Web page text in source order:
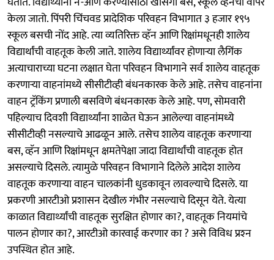
केला जातो. पिंपरी चिंचवड प्रादेशिक परिवहन विभागात ३ हजार १९५
स्कूल बसची नोंद आहे. त्या व्यतिरिक्त व्हॅन आणि रिक्षांमधूनही शालेय
विद्यार्थांची वाहतूक केली जाते. शालेय विद्यार्थ्यांवर होणाऱ्या लैगिंक
अत्याचाराच्या घटना लक्षात घेता परिवहन विभागाने सर्व शालेय वाहतूक
करणाऱ्या वाहनांमध्ये सीसीटीव्ही बंधनकारक केले आहे. तसेच वाहनांना
वाहन ट्रॅकिंग प्रणाली बसविणे बंधनकारक केले आहे. पण, सोमवारी
पहिल्याच दिवशी विद्यार्थ्यांना शाळेत घेऊन आलेल्या वाहनांमध्ये
सीसीटीव्ही नसल्याचे आढळून आले. तसेच शालेय वाहतूक करणाऱ्या
बस, व्हॅन आणि रिक्षांमधून क्षमतेपेक्षा जादा विद्यार्थांची वाहतूक होत
असल्याचे दिसले. त्यामुळे परिवहन विभागाने दिलेले आदेश शालेय
वाहतूक करणाऱ्या वाहन चालकांनी धुडकावून लावल्याचे दिसले. या
प्रकरणी आरटीओ प्रशासन देखील गंभीर नसल्याचे दिसून येते. येत्या
काळात विद्यार्थ्यांची वाहतूक सुरक्षित होणार का?, वाहतूक नियमांचे
पालन होणार का?, आरटीओ कारवाई करणार का ? असे विविध प्रश्‍न
उपस्थित होत आहे.